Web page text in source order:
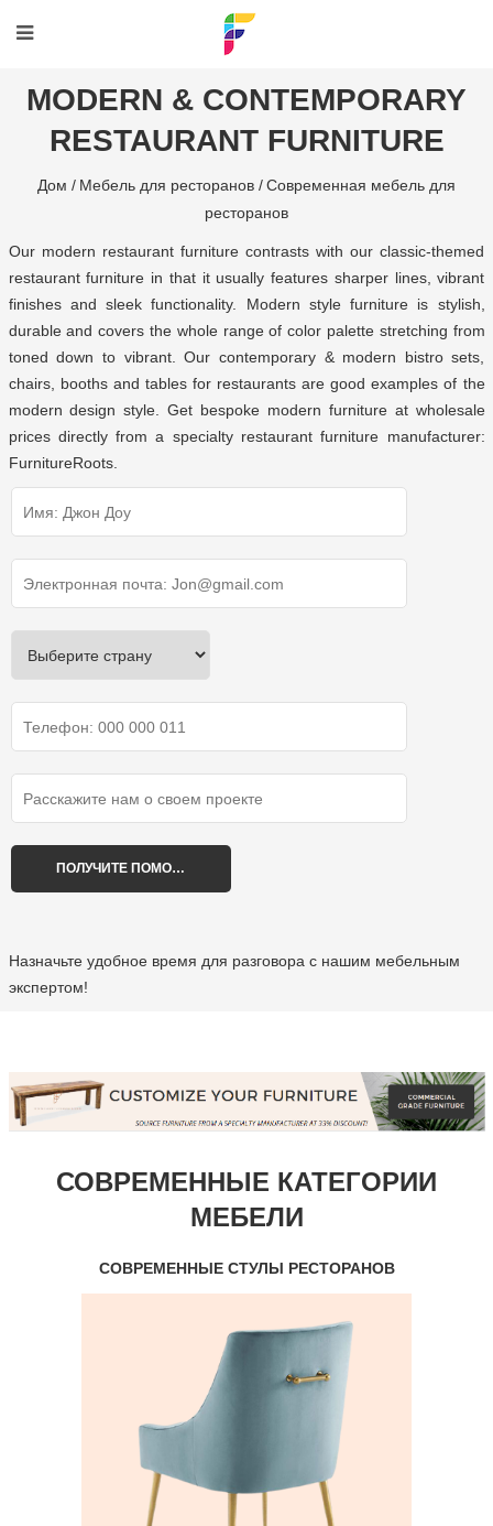
MODERN & CONTEMPORARY
RESTAURANT FURNITURE
Дом / Мебель для ресторанов /Современная мебель для
ресторанов
Our modern restaurant furniture contrasts with our classic-themed
restaurant furniture in that it usually features sharper lines, vibrant
finishes and sleek functionality. Modern style furniture is stylish,
durable and covers the whole range of color palette stretching from
toned down to vibrant. Our contemporary & modern bistro sets,
chairs, booths and tables for restaurants are good examples of the
modern design style. Get bespoke modern furniture at wholesale
prices directly from a specialty restaurant furniture manufacturer:
FurnitureRoots.
Назначьте удобное время для разговора с нашим мебельным
экспертом!
СОВРЕМЕННЫЕ КАТЕГОРИИ
МЕБЕЛИ
СОВРЕМЕННЫЕ СТУЛЫ РЕСТОРАНОВ